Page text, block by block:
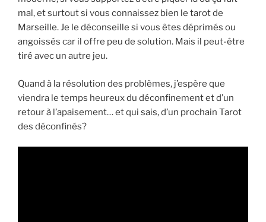
mal, et surtout si vous connaissez bien le tarot de
Marseille. Je le déconseille si vous êtes déprimés ou
angoissés car il offre peu de solution. Mais il peut-être
tiré avec un autre jeu.
Quand à la résolution des problèmes, j’espère que
viendra le temps heureux du déconfinement et d’un
retour à l’apaisement… et qui sais, d’un prochain Tarot
des déconfinés?